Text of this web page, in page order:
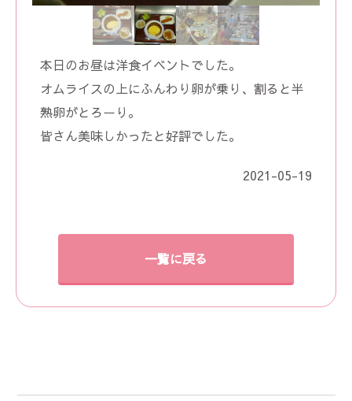
本日のお昼は洋食イベントでした。
オムライスの上にふんわり卵が乗り、割ると半
熟卵がとろーり。
皆さん美味しかったと好評でした。
2021-05-19
一覧に戻る